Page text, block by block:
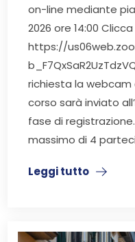
on-line mediante
2026 ore 14:00
https://
richiesta la webcam
corso sarà inviato
fase di
massimo di 4
Leggi tutto